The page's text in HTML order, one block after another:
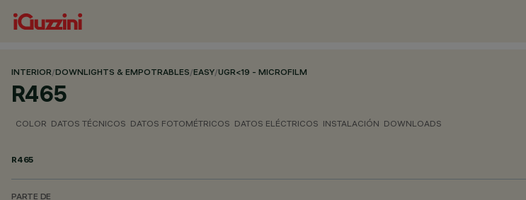
INTERIOR/DOWNLIGHTS & EMPOTRABLES/EASY/UGR<19 - MICROFILM
R465
COLOR DATOS TÉCNICOS DATOS FOTOMÉTRICOS DATOS ELÉCTRICOS INSTALACIÓN DOWNLOADS
R465
PARTE DE